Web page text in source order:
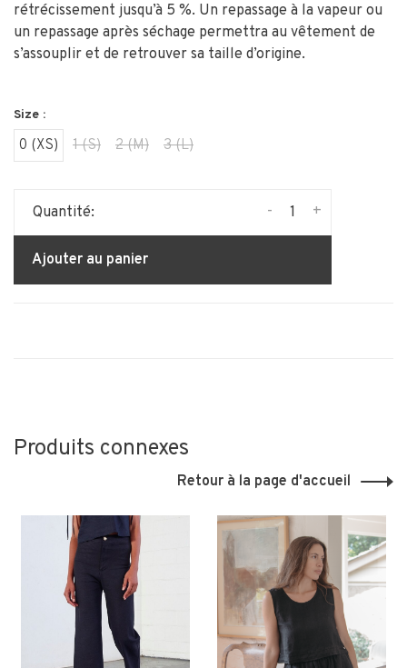
rétrécissement jusqu’à 5 %. Un repassage à la vapeur ou
un repassage après séchage permettra au vêtement de
s’assouplir et de retrouver sa taille d’origine.
Size :
0 (XS) 1 (S) 2 (M) 3 (L)
Quantité: +
-
Ajouter au panier
Produits connexes
Retour à la page d'accueil